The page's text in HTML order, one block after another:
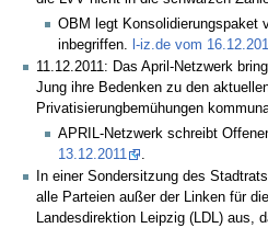
OBM legt Konsolidierungspaket
inbegriffen.
l-iz.de vom
11.12.2011: Das April-Netzwerk
Jung ihre Bedenken zu den
Privatisierungbemühungen
APRIL-Netzwerk schreibt
13.12.2011
In einer Sondersitzung des
alle Parteien außer der Linken für
Landesdirektion Leipzig (LDL) aus,